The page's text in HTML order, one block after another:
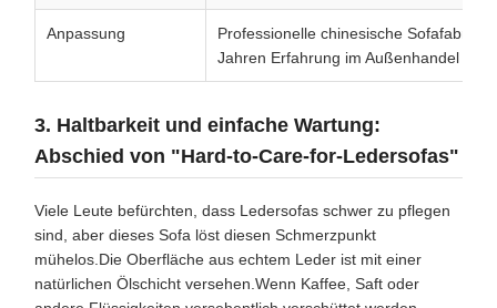
Anpassung
Professionelle chinesische Sofafabrik
Jahren Erfahrung im Außenhandel
3. Haltbarkeit und einfache Wartung:
Abschied von "Hard-to-Care-for-Ledersofas"
Viele Leute befürchten, dass Ledersofas schwer zu pflegen
sind, aber dieses Sofa löst diesen Schmerzpunkt
mühelos.Die Oberfläche aus echtem Leder ist mit einer
natürlichen Ölschicht versehen.Wenn Kaffee, Saft oder